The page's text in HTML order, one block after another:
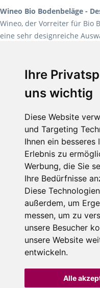
Ihre
uns wichtig
Diese Website
und Targeting
Ihnen ein besseres
Erlebnis zu
Werbung, die Sie
Ihre Bedürfnisse
Diese
außerdem, um
messen, um zu
unsere Besucher
unsere Website
entwickeln.
Alle
Wineo Bio Bodenbeläge -
Wineo, der Vorreiter für Bio
eine sehr designreiche
Weichmacher und
Verlegearten ist er für
Empfehlung:Wineo 1000
Teppiche für ein
Teppich in Ihrem
60cm. Vor allem in
Oberfläche ein sehr
Fletco Fluffy und Fletco
* Alle Preise inkl. gesetzl.
ab 500 Euro in